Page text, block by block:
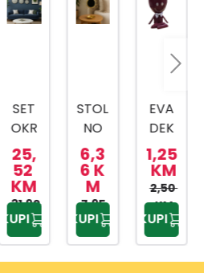
SET
OKR
UGLI
H
OGLE
DALA
3/1
DD14
0010
25,
52
KM
31,90
KM
KUPI
STOL
NO
OGLE
DAL
O
DP22
156
6,3
6 K
M
7,95
KM
KUPI
EVA
DEK
OR
CVIJ
EĆE
DEK
ORA
CIJA
EVA5
1,25
KM
2,50
KM
KUPI